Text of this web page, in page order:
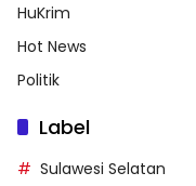
HuKrim
Hot News
Politik
Label
Sulawesi Selatan